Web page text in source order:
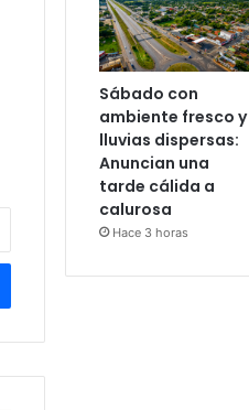
Sábado con
ambiente fresco y
lluvias dispersas:
Anuncian una
tarde cálida a
calurosa
Hace 3 horas